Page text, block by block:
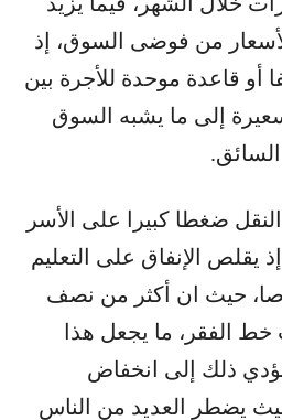
من فوضى السوق، إذ
أو قاعدة موحدة للأجرة بين
إلى ما يشبه السوق
السائق.
ضغطا كبيرا على الأسر
يقلص الإنفاق على التعليم
حيث ان أكثر من نصف
الفقر، ما يجعل هذا
يؤدي ذلك إلى انخفاض
يضطر العديد من الناس